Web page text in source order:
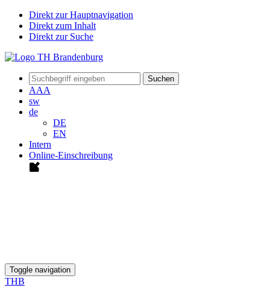
Direkt zur Hauptnavigation
Direkt zum Inhalt
Direkt zur Suche
Suchen
AAA
sw
de
DE
EN
Intern
Online-Einschreibung
Toggle navigation
THB